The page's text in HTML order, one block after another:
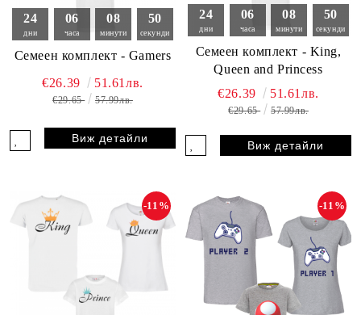
24
дни
06
часа
08
минути
49
секунди
Семеен комплект - Gamers
€26.39 51.61лв.
€29.65 57.99лв.
Виж детайли
24
дни
06
часа
08
минути
49
секунди
Семеен комплект - King,
Queen and Princess
€26.39 51.61лв.
€29.65 57.99лв.
Виж детайли
-11% -11%